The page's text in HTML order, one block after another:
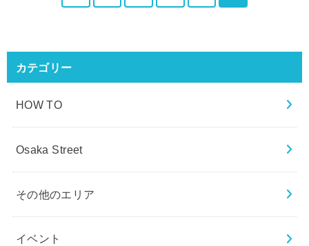
カテゴリー
HOW TO
Osaka Street
その他のエリア
イベント